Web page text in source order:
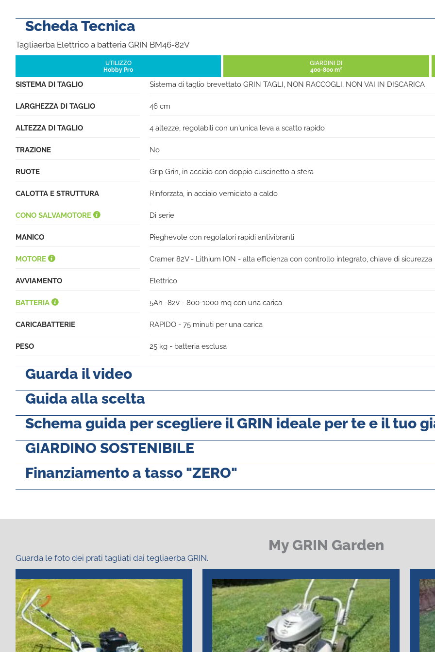
Scheda Tecnica
Tagliaerba Elettrico a batteria GRIN BM46-82V
UTILIZZO
Hobby Pro
GIARDINI DI
400-800 m²
SISTEMA DI TAGLIO Sistema di taglio brevettato GRIN TAGLI, NON RACCOGLI, NON VAI IN DISCARICA
LARGHEZZA DI TAGLIO 46 cm
ALTEZZA DI TAGLIO 4 altezze, regolabili con un'unica leva a scatto rapido
TRAZIONE No
RUOTE Grip Grin, in acciaio con doppio cuscinetto a sfera
CALOTTA E STRUTTURA Rinforzata, in acciaio verniciato a caldo
CONO SALVAMOTORE Di serie
MANICO Pieghevole con regolatori rapidi antivibranti
MOTORE Cramer 82V - Lithium ION - alta efficienza con controllo integrato, chiave di sicurezza
AVVIAMENTO Elettrico
BATTERIA 5Ah -82v - 800-1000 mq con una carica
CARICABATTERIE RAPIDO - 75 minuti per una carica
PESO 25 kg - batteria esclusa
Guarda il video
Guida alla scelta
Schema guida per scegliere il GRIN ideale per te e il tuo
GIARDINO SOSTENIBILE
Finanziamento a tasso "ZERO"
My GRIN Garden
Guarda le foto dei prati tagliati dai tegliaerba GRIN.